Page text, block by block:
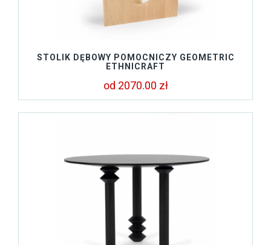
STOLIK DĘBOWY POMOCNICZY GEOMETRIC
ETHNICRAFT
od 2070.00 zł